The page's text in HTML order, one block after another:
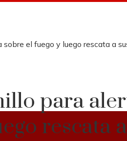
el fuego y luego rescata a
para
rescata